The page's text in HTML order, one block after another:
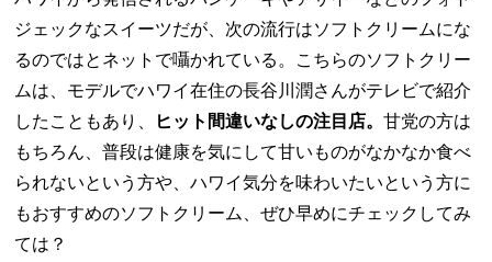
ジェックなスイーツだが、次の流行はソフトクリームにな
るのではとネットで囁かれている。こちらのソフトクリー
ムは、モデルでハワイ在住の長谷川潤さんがテレビで紹介
したこともあり、
ヒット間違いなしの注目店。甘党の方は
もちろん、普段は健康を気にして甘いものがなかなか食べ
られないという方や、ハワイ気分を味わいたいという方に
もおすすめのソフトクリーム、ぜひ早めにチェックしてみ
ては？